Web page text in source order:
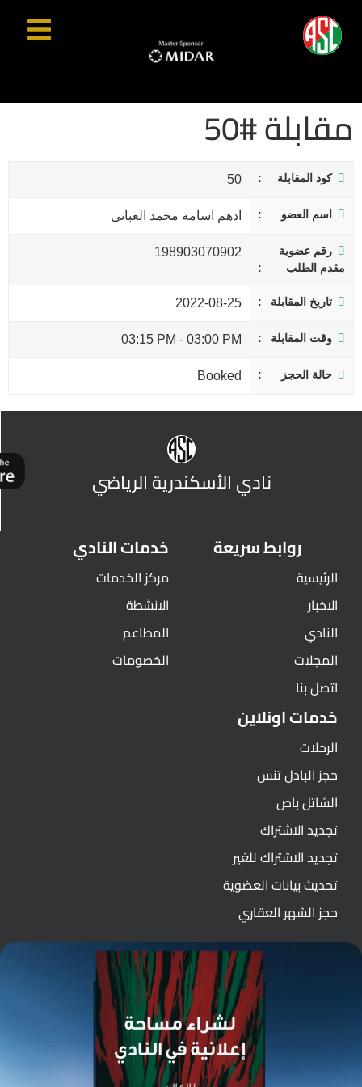
مقابلة #50
كود المقابلة 50
اسم العضو ادهم اسامة محمد العبانى
رقم عضوية
مقدم الطلب
198903070902
تاريخ المقابلة 2022-08-25
وقت المقابلة 03:00 PM
-
03:15 PM
حالة الحجز Booked
نادي الأسكندرية الرياضي
روابط سريعة
الرئيسية
الاخبار
النادي
المجلات
اتصل بنا
خدمات النادي
مركز الخدمات
الانشطة
المطاعم
الخصومات
خدمات اونلاين
الرحلات
حجز البادل تنس
الشاتل باص
تجديد الاشتراك
تجديد الاشتراك للغير
تحديث بيانات العضوية
حجز الشهر العقاري